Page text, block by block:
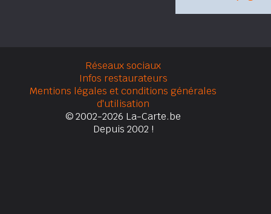
Réseaux sociaux
Infos restaurateurs
Mentions légales et conditions générales
d'utilisation
© 2002-2026 La-Carte.be
Depuis 2002 !